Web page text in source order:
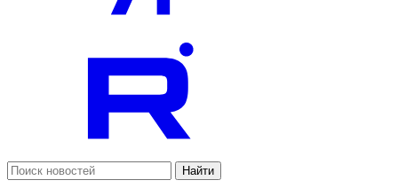
Найти